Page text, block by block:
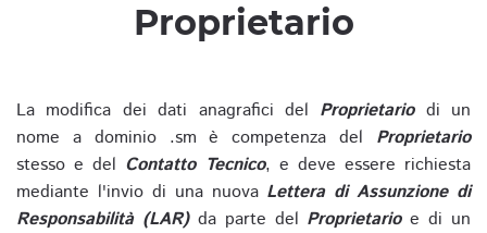
Proprietario
La modifica dei dati anagrafici del Proprietariodi un
nome a dominio .sm è competenza del Proprietario
stesso e del Contatto Tecnico, e deve essere richiesta
mediante l'invio di una nuova Lettera di Assunzione di
Responsabilità (LAR)da parte del Proprietarioe di un